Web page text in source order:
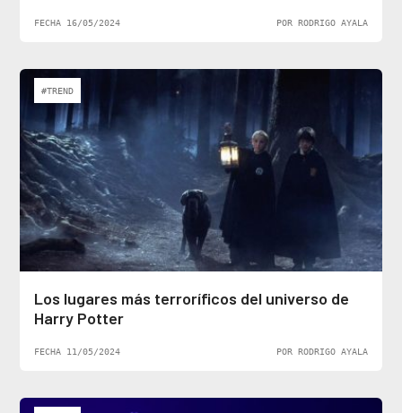
FECHA 16/05/2024 POR RODRIGO AYALA
#TREND
Los lugares más terroríficos del universo de
Harry Potter
FECHA 11/05/2024 POR RODRIGO AYALA